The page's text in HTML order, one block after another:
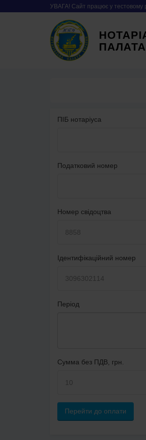
УВАГА! Сайт працює у тестовому
ПІБ нотаріуса
Податковий номер
Номер свідоцтва
Ідентифікаційний номер
Період
Сумма без ПДВ, грн.
Перейти до оплати